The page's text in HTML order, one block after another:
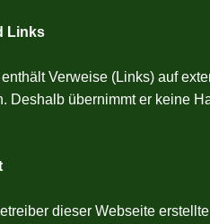
Links
Verweise (Links) auf
Deshalb übernimmt er keine
dieser Webseite